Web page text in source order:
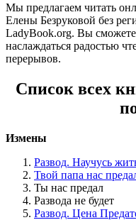
Мы предлагаем читать
Елены Безруковой без
LadyBook.org. Вы
наслаждаться радостью
перерывов.
Список всех
Измены
Развод. Научусь
Твой папа нас
Ты нас предал
Развода не будет
Развод. Цена